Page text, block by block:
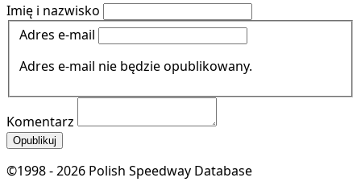
Imię i nazwisko
Adres e-mail
Adres e-mail nie będzie opublikowany.
Komentarz
Opublikuj
©1998 - 2026 Polish Speedway Database